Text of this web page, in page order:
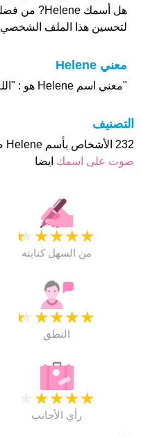
هل أسمك Helene? من فضلك اجب على
لتحسين هذا الملف الشخصي
معني Helene
"معني اسم Helene هو : "الله نور بلادي، مشرقة
التصنيف
232 الأشخاص بأسم Helene صوت على اسمائهم . من فضلك
صوت على اسمك ايضا
★
★
★
★
★
من السهل كتابته
★
★
★
★
★
النطق
★
★
★
★
رأي الأجانب